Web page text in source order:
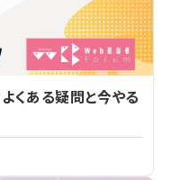
くある疑問と今やる